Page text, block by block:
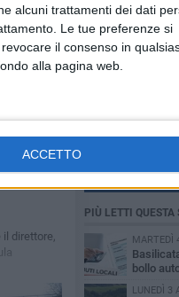
alcuni trattamenti dei dati
Le tue preferenze si
il consenso in
alla pagina web.
ACCETTO
direttore,
PIÙ LETTI
MARTEDÌ
bollo
LUNEDÌ 3